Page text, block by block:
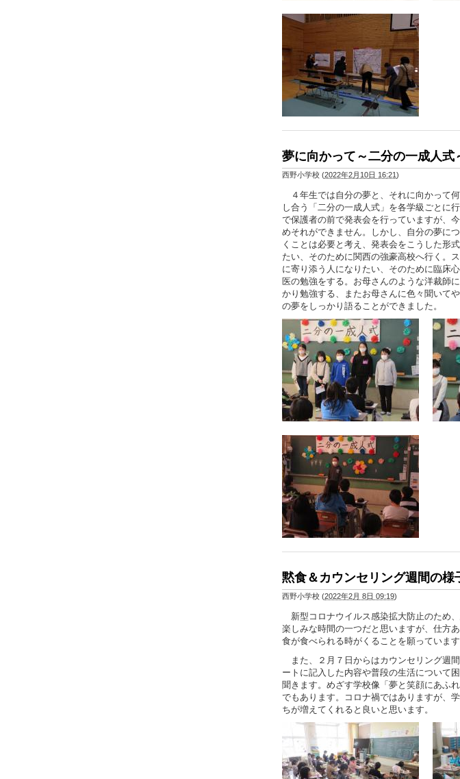
夢に向かって～二分の一成人式
西野小学校 (2022年2月10日 16:21)
４年生では自分の夢と、それに向かって
し合う「二分の一成人式」を各学級ごとに
で保護者の前で発表会を行っていますが、
めそれができません。しかし、自分の夢に
くことは必要と考え、発表会をこうした形
たい、そのために関西の強豪高校へ行く。
に寄り添う人になりたい、そのために臨床
医の勉強をする。お母さんのような洋裁師
かり勉強する、またお母さんに色々聞いて
の夢をしっかり語ることができました。
黙食＆カウンセリング週間の様
西野小学校 (2022年2月 8日 09:19)
新型コロナウイルス感染拡大防止のため
楽しみな時間の一つだと思いますが、仕方
食が食べられる時がくることを願っています
また、２月７日からはカウンセリング週
ートに記入した内容や普段の生活について
聞きます。めざす学校像「夢と笑顔にあふ
でもあります。コロナ禍ではありますが、
ちが増えてくれると良いと思います。